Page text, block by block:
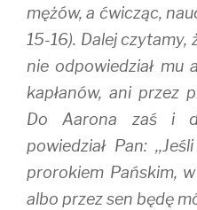
mężów, a ćwicząc,
15-16). Dalej czytamy,
nie odpowiedział mu
kapłanów, ani przez
Do Aarona zaś i
powiedział Pan:
prorokiem Pańskim,
albo przez sen będę